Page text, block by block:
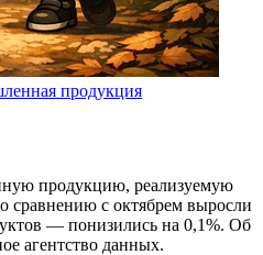
продукция
продукцию, реализуемую
сравнению с октябрем выросли
— понизились на 0,1%. Об
агентство данных.